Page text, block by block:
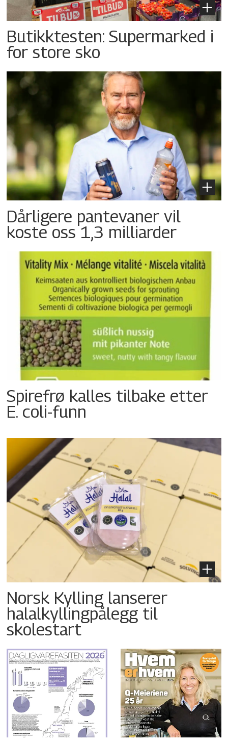
Butikktesten: Supermarked i
for store sko
Dårligere pantevaner vil
koste oss 1,3 milliarder
Spirefrø kalles tilbake etter
E. coli-funn
Norsk Kylling lanserer
halalkyllingpålegg til
skolestart